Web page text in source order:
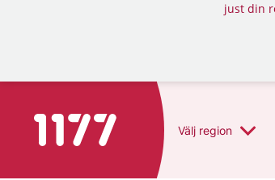
just din
Till startsidan för 1177 Välj region